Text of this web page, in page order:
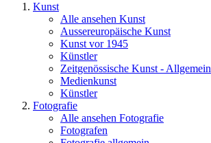
Kunst
Alle ansehen Kunst
Aussereuropäische Kunst
Kunst vor 1945
Künstler
Zeitgenössische Kunst - Allgemein
Medienkunst
Künstler
Fotografie
Alle ansehen Fotografie
Fotografen